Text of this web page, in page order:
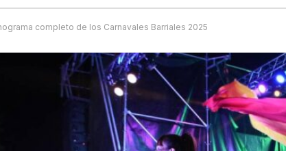
completo de los Carnavales Barriales 2025